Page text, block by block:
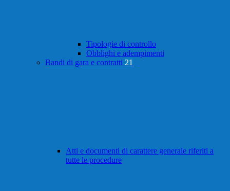
Tipologie di controllo
Obblighi e adempimenti
Bandi di gara e contratti 21
Atti e documenti di carattere generale riferiti a
tutte le procedure